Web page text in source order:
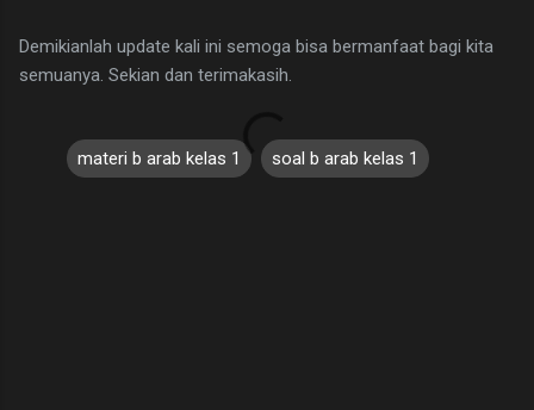
Demikianlah update kali ini semoga bisa bermanfaat bagi kita
semuanya. Sekian dan terimakasih.
materi b arab kelas 1 soal b arab kelas 1